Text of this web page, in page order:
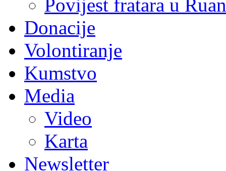
Povijest fratara u
Donacije
Volontiranje
Kumstvo
Media
Video
Karta
Newsletter